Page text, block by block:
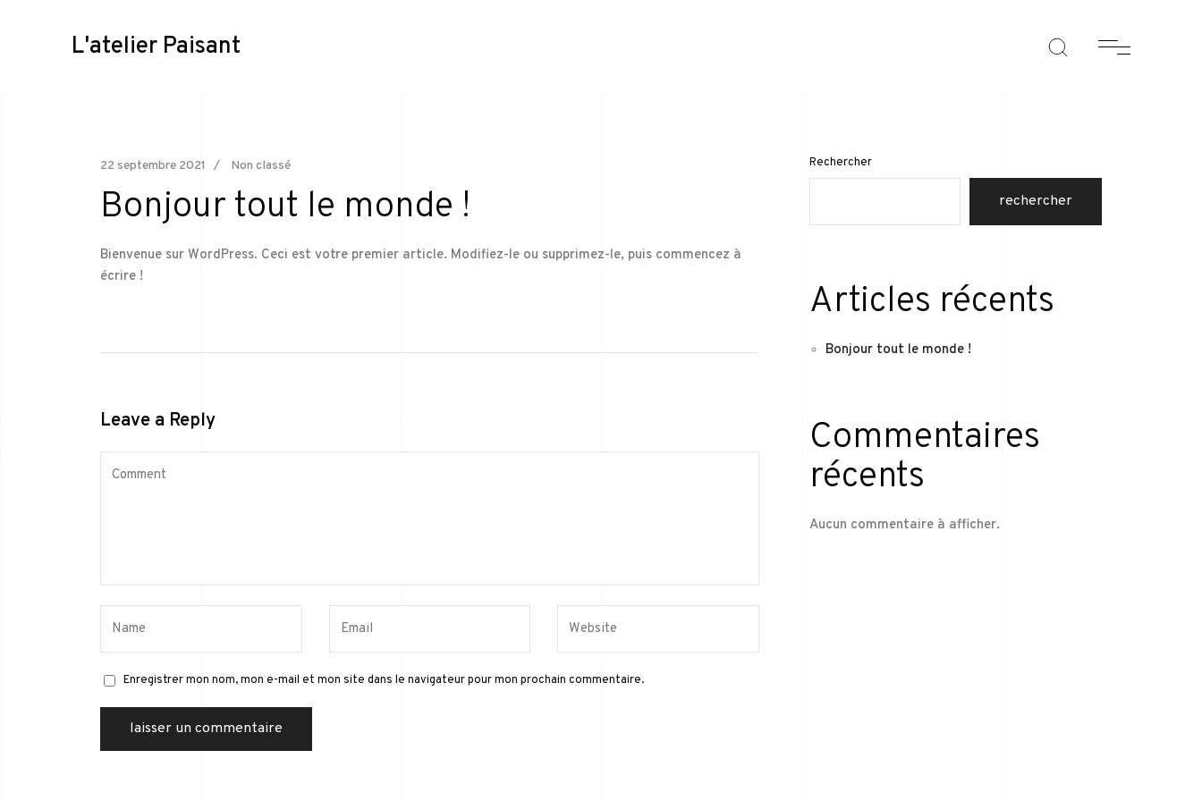
L'atelier Paisant
22 septembre 2021 Non classé
Bonjour tout le monde !
Bienvenue sur WordPress. Ceci est votre premier article. Modifiez-le ou supprimez-le, puis commencez à
écrire !
Leave a Reply
Enregistrer mon nom, mon e-mail et mon site dans le navigateur pour mon prochain commentaire.
Rechercher
rechercher
Articles récents
Bonjour tout le monde !
Commentaires
récents
Aucun commentaire à afficher.